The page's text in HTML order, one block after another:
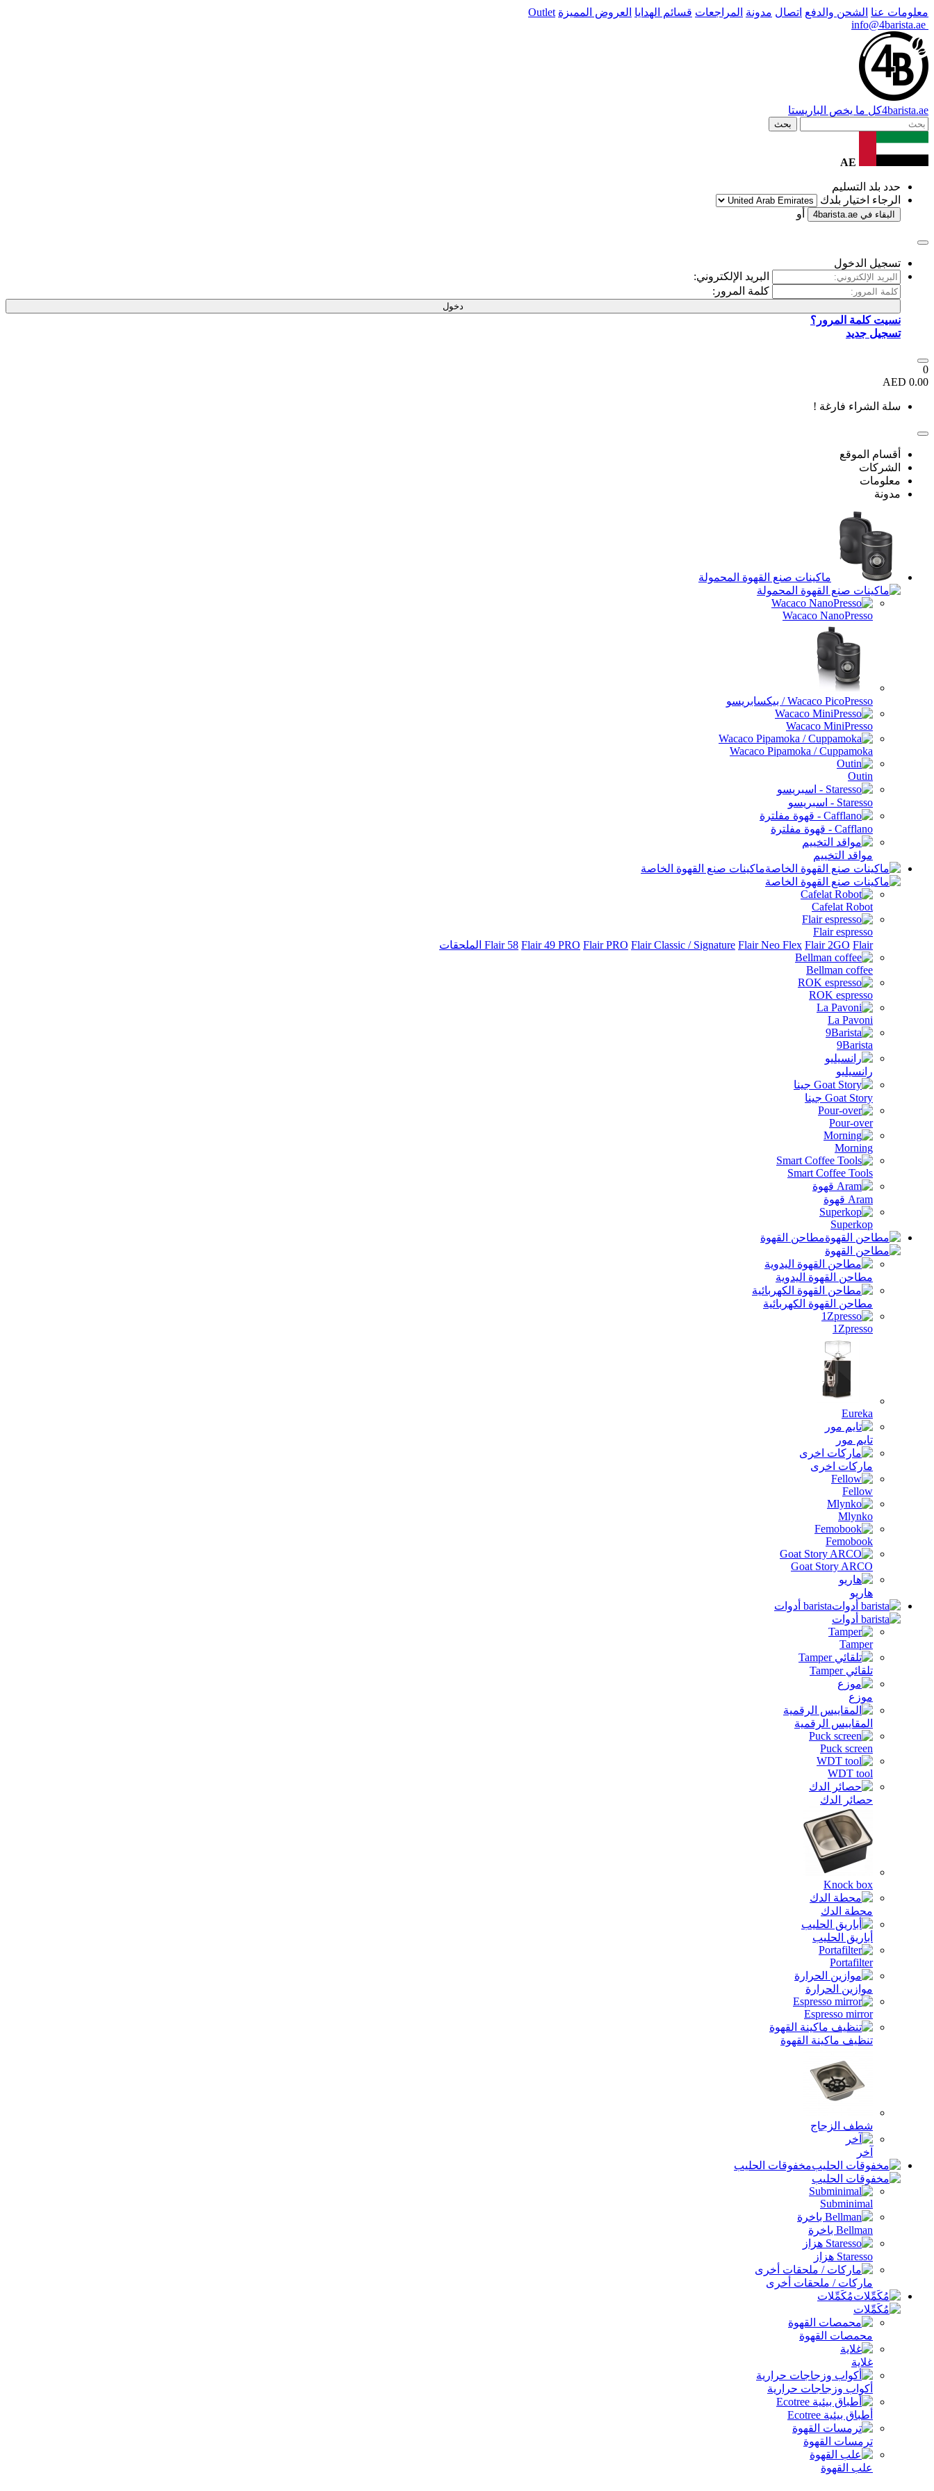
معلومات عنا الشحن والدفع اتصال مدونة المراجعات قسائم الهدايا العروض المميزة Outlet
4barista.ae كل ما يخص الباريستا
بحث
AE
حدد بلد التسليم
الرجاء اختيار بلدك
البقاء في 4barista.ae أو
تسجيل الدخول
البريد الإلكتروني:
كلمة المرور:
دخول
نسيت كلمة المرور؟
تسجيل جديد
0
0.00 AED
سلة الشراء فارغة !
أقسام الموقع
الشركات
معلومات
مدونة
ماكينات صنع القهوة المحمولة
Wacaco NanoPresso
Wacaco PicoPresso / بيكسابريسو
Wacaco MiniPresso
Wacaco Pipamoka / Cuppamoka
Outin
Staresso - اسبريسو
Cafflano - قهوة مفلترة
مواقد التخييم
ماكينات صنع القهوة الخاصة
Cafelat Robot
Flair espresso
Flair 58 Flair 49 PRO Flair PRO Flair Classic / Signature Flair Neo Flex Flair 2GO Flair الملحقات
Bellman coffee
ROK espresso
La Pavoni
9Barista
رانسيليو
Goat Story جينا
Pour-over
Morning
Smart Coffee Tools
Aram قهوة
Superkop
مطاحن القهوة
مطاحن القهوة اليدوية
مطاحن القهوة الكهربائية
1Zpresso
Eureka
تايم مور
ماركات اخرى
Fellow
Mlynko
Femobook
Goat Story ARCO
هاريو
barista أدوات
Tamper
تلقائي Tamper
موزع
المقاييس الرقمية
Puck screen
WDT tool
حصائر الدك
Knock box
محطة الدك
أباريق الحليب
Portafilter
موازين الحرارة
Espresso mirror
تنظيف ماكينة القهوة
شطف الزجاج
آخر
مخفوقات الحليب
Subminimal
Bellman باخرة
Staresso هزاز
ماركات / ملحقات أخرى
مُكَمِّلات
محمصات القهوة
غلاية
أكواب وزجاجات حرارية
أطباق بيئية Ecotree
ترمسات القهوة
علب القهوة